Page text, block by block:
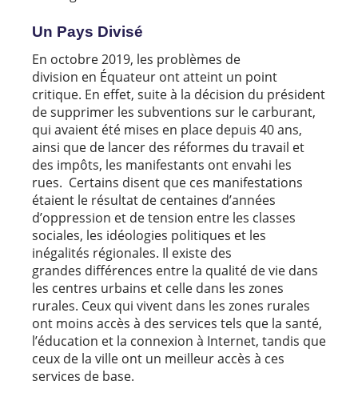
Un Pays Divisé
En octobre 2019, les problèmes de
division en Équateur ont atteint un point
critique. En effet, suite à la décision du président
de supprimer les subventions sur le carburant,
qui avaient été mises en place depuis 40 ans,
ainsi que de lancer des réformes du travail et
des impôts, les manifestants ont envahi les
rues. Certains disent que ces manifestations
étaient le résultat de centaines d’années
d’oppression et de tension entre les classes
sociales, les idéologies politiques et les
inégalités régionales. Il existe des
grandes différences entre la qualité de vie dans
les centres urbains et celle dans les zones
rurales. Ceux qui vivent dans les zones rurales
ont moins accès à des services tels que la santé,
l’éducation et la connexion à Internet, tandis que
ceux de la ville ont un meilleur accès à ces
services de base.